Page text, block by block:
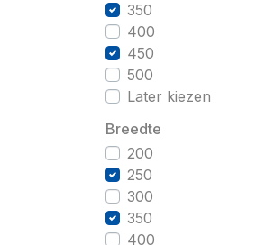
350
400
450
500
Later kiezen
Breedte
200
250
300
350
400